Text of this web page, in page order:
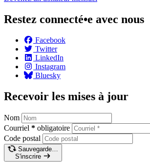
Restez connecté•e avec nous
Facebook
Twitter
LinkedIn
Instagram
Bluesky
Recevoir les mises à jour
Nom
Courriel * obligatoire
Code postal
Sauvegarde…
S'inscrire